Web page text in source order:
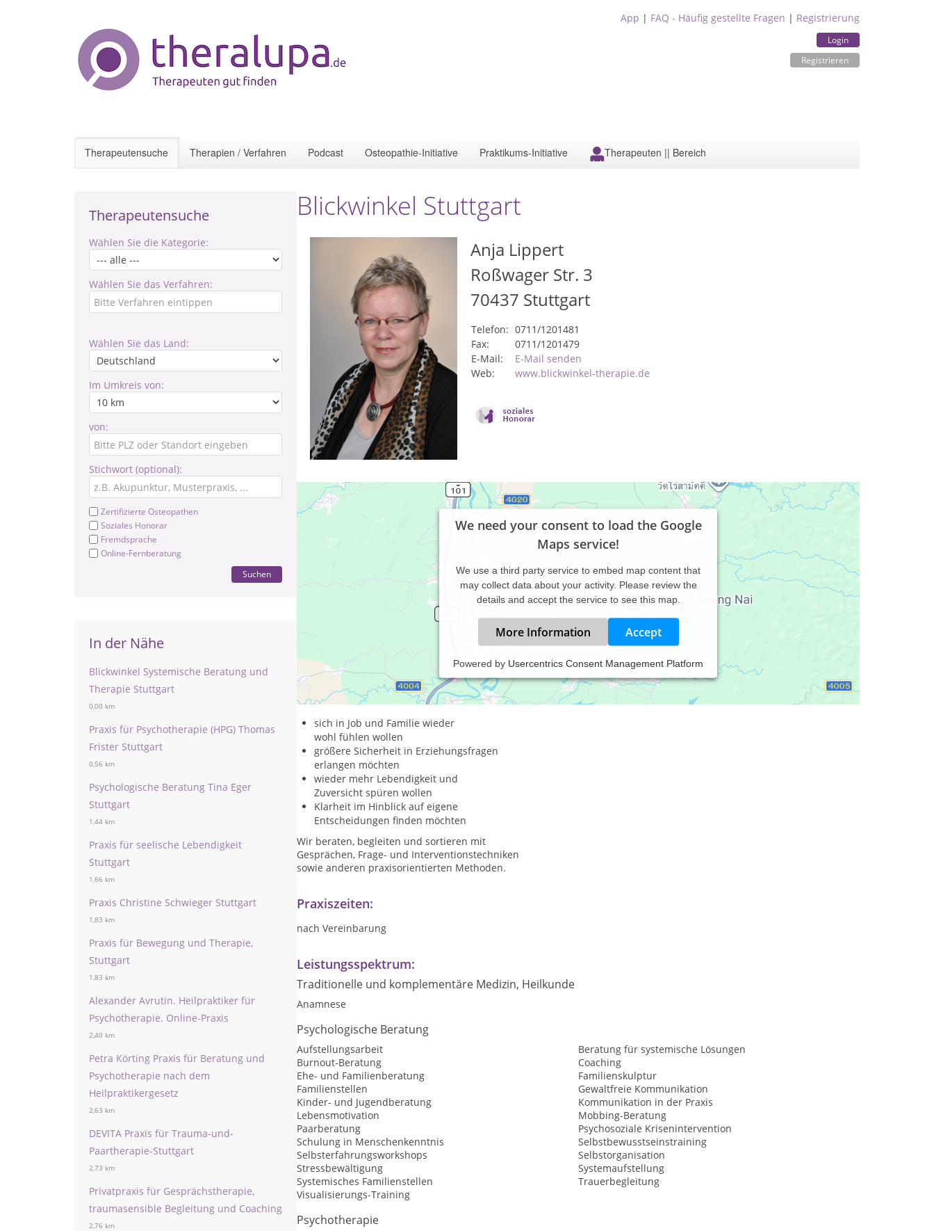
App | FAQ - Häufig gestellte Fragen | Registrierung
Login
Registrieren
Therapeutensuche Therapien / Verfahren Podcast Osteopathie-Initiative Praktikums-Initiative Therapeuten || Bereich
Therapeutensuche
Wählen Sie die Kategorie:
Wählen Sie das Verfahren:
Wählen Sie das Land:
Im Umkreis von:
von:
Stichwort (optional):
Zertifizierte Osteopathen
Soziales Honorar
Fremdsprache
Online-Fernberatung
Suchen
In der Nähe
Blickwinkel Systemische Beratung und
Therapie Stuttgart
0,00 km
Praxis für Psychotherapie (HPG) Thomas
Frister Stuttgart
0,56 km
Psychologische Beratung Tina Eger
Stuttgart
1,44 km
Praxis für seelische Lebendigkeit
Stuttgart
1,66 km
Praxis Christine Schwieger Stuttgart
1,83 km
Praxis für Bewegung und Therapie,
Stuttgart
1,83 km
Alexander Avrutin. Heilpraktiker für
Psychotherapie. Online-Praxis
2,40 km
Petra Körting Praxis für Beratung und
Psychotherapie nach dem
Heilpraktikergesetz
2,63 km
DEVITA Praxis für Trauma-und-
Paartherapie-Stuttgart
2,73 km
Privatpraxis für Gesprächstherapie,
traumasensible Begleitung und Coaching
2,76 km
Blickwinkel Stuttgart
Anja Lippert
Roßwager Str. 3
70437 Stuttgart
Telefon: 0711/1201481
Fax:
0711/1201479
E-Mail:
E-Mail senden
Web:
www.blickwinkel-therapie.de
We need your consent to load the Google
Maps service!
We use a third party service to embed map content that
may collect data about your activity. Please review the
details and accept the service to see this map.
More Information Accept
Powered by Usercentrics Consent Management Platform
Systemische Beratung und Therapie kann in jeder Lebenslage hilfreich sein.
Unter anderem wenn Sie
sich in Job und Familie wieder
wohl fühlen wollen
größere Sicherheit in Erziehungsfragen
erlangen möchten
wieder mehr Lebendigkeit und
Zuversicht spüren wollen
Klarheit im Hinblick auf eigene
Entscheidungen finden möchten
Wir beraten, begleiten und sortieren mit
Gesprächen, Frage- und Interventionstechniken
sowie anderen praxisorientierten Methoden.
Praxiszeiten:
nach Vereinbarung
Leistungsspektrum:
Traditionelle und komplementäre Medizin, Heilkunde
Anamnese
Psychologische Beratung
Aufstellungsarbeit
Beratung für systemische Lösungen
Burnout-Beratung
Coaching
Ehe- und Familienberatung
Familienskulptur
Familienstellen
Gewaltfreie Kommunikation
Kinder- und Jugendberatung
Kommunikation in der Praxis
Lebensmotivation
Mobbing-Beratung
Paarberatung
Psychosoziale Krisenintervention
Schulung in Menschenkenntnis
Selbstbewusstseinstraining
Selbsterfahrungsworkshops
Selbstorganisation
Stressbewältigung
Systemaufstellung
Systemisches Familienstellen
Trauerbegleitung
Visualisierungs-Training
Psychotherapie